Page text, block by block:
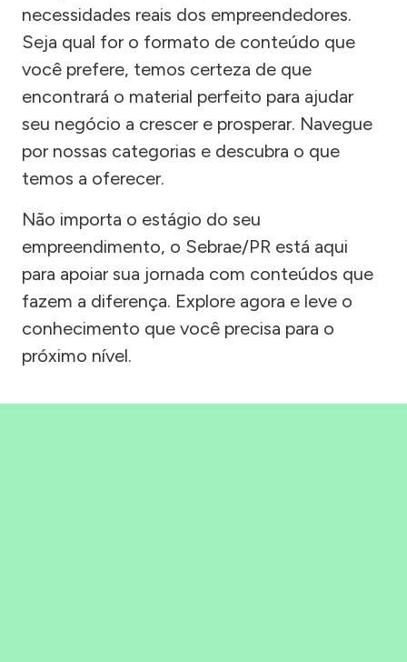
necessidades reais dos empreendedores.
Seja qual for o formato de conteúdo que
você prefere, temos certeza de que
encontrará o material perfeito para ajudar
seu negócio a crescer e prosperar. Navegue
por nossas categorias e descubra o que
temos a oferecer.
Não importa o estágio do seu
empreendimento, o Sebrae/PR está aqui
para apoiar sua jornada com conteúdos que
fazem a diferença. Explore agora e leve o
conhecimento que você precisa para o
próximo nível.